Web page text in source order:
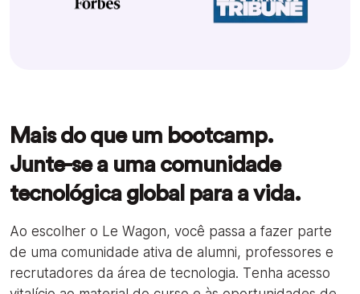
Mais do que um bootcamp.
Junte-se a uma comunidade
tecnológica global para a vida.
Ao escolher o Le Wagon, você passa a fazer parte
de uma comunidade ativa de alumni, professores e
recrutadores da área de tecnologia. Tenha acesso